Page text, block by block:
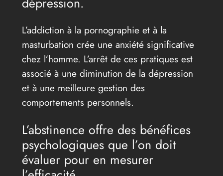
L’addiction à la pornographie et à la
masturbation crée une anxiété significative
chez l’homme. L’arrêt de ces pratiques est
associé à une diminution de la dépression
et à une meilleure gestion des
comportements personnels.
L’abstinence offre des bénéfices
psychologiques que l’on doit
évaluer pour en mesurer